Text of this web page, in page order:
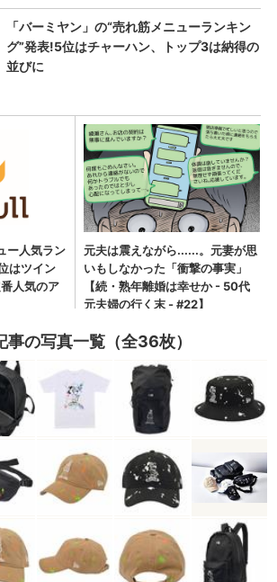
事の写真一覧（全36枚）